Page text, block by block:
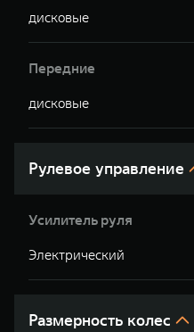
дисковые
Передние
дисковые
Рулевое управление
Усилитель руля
Электрический
Размерность колес